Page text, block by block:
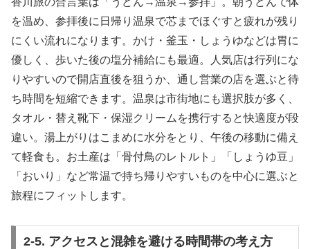
を温め、参拝後に日帰り温泉で芯までほぐすと疲れが残り
にくい流れになります。かけ・釜玉・しょうゆなどは胃に
優しく、歩いた後の塩分補給にも最適。人気店は行列にな
りやすいので開店直後を狙うか、通し営業の店を選ぶと待
ち時間を短縮できます。温泉は市街地にも選択肢が多く、
タオル・替え靴下・保湿クリームを携行すると快適度が段
違い。湯上がりはこまめに水分をとり、午後の移動に備え
て軽食も。お土産は「骨付鳥のレトルト」「しょうゆ豆」
「おいり」など常温で持ち帰りやすいものを中心に選ぶと
旅程にフィットします。
2-5. アクセスと混雑を避ける時間帯の考え方